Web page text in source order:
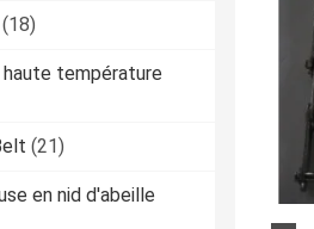
(18)
température
(21)
en nid d'abeille